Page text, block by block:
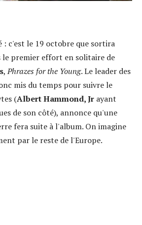
: c'est le 19 octobre que sortira
le premier effort en solitaire de
,Phrazes for the Young. Le leader des
mis du temps pour suivre le
(Albert Hammond, Jr ayant
de son côté), annonce qu'une
fera suite à l'album. On imagine
par le reste de l'Europe.